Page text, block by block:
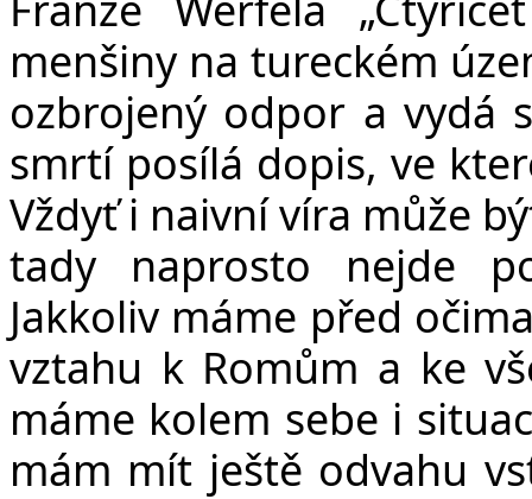
menšiny na tureckém
ozbrojený odpor a vydá
smrtí posílá dopis, ve
Vždyť i naivní víra může
tady naprosto nejde
Jakkoliv máme před
vztahu k Romům a ke
máme kolem sebe i
mám mít ještě odvahu